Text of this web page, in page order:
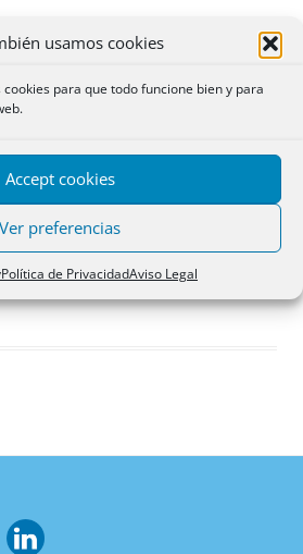
usamos cookies
para que todo funcione bien y para
Accept cookies
Ver preferencias
Política de PrivacidadAviso Legal